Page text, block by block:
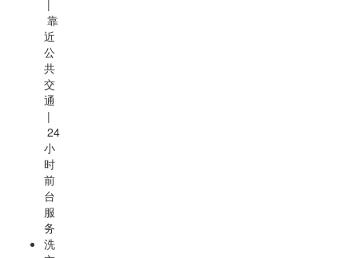
|
靠
近
公
共
交
通
|
24
小
时
前
台
服
务
洗